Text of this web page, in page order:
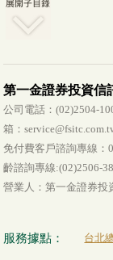
第一金證券投資
公司電話：(02)2504-
箱：
免付費客戶諮詢專線：
齡諮詢專線:(02)2506-
營業人：第一金證券投
服務據點： 台北